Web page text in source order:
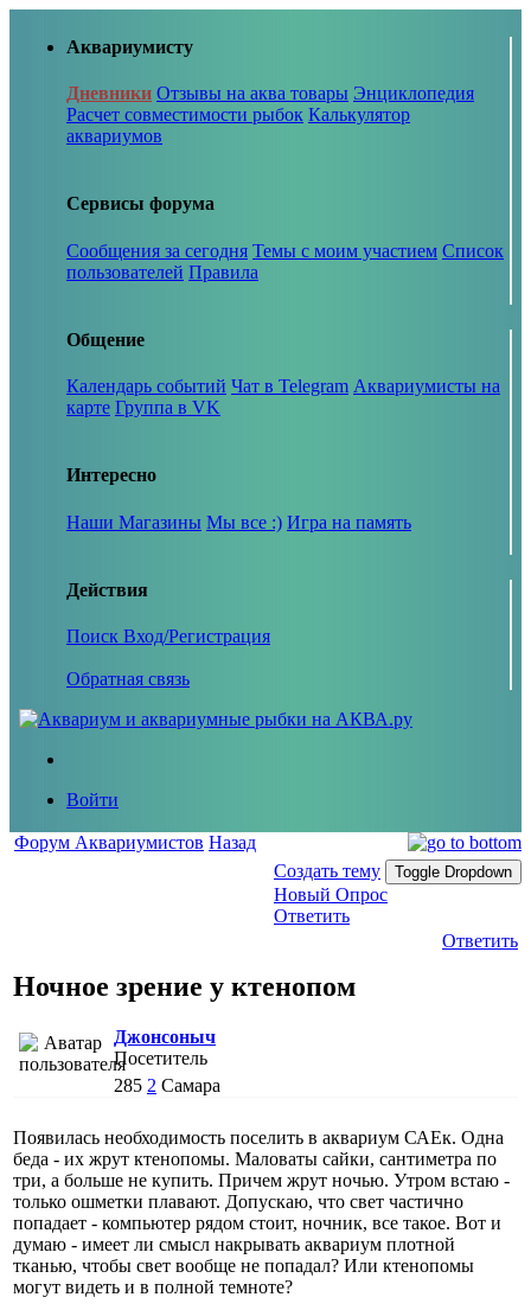
Аквариумисту
Дневники Отзывы на аква товары Энциклопедия
Расчет совместимости рыбок Калькулятор
аквариумов
Сервисы форума
Сообщения за сегодня Темы с моим участием Список
пользователей Правила
Общение
Календарь событий Чат в Telegram Аквариумисты на
карте Группа в VK
Интересно
Наши Магазины Мы все :) Игра на память
Действия
Поиск Вход/Регистрация
Обратная связь
Войти
Форум Аквариумистов Назад
Создать тему
Toggle Dropdown
Новый Опрос
Ответить
Ответить
Ночное зрение у ктенопом
Джонсоныч
Посетитель
285 2 Самара
Появилась необходимость поселить в аквариум САЕк. Одна
беда - их жрут ктенопомы. Маловаты сайки, сантиметра по
три, а больше не купить. Причем жрут ночью. Утром встаю -
только ошметки плавают. Допускаю, что свет частично
попадает - компьютер рядом стоит, ночник, все такое. Вот и
думаю - имеет ли смысл накрывать аквариум плотной
тканью, чтобы свет вообще не попадал? Или ктенопомы
могут видеть и в полной темноте?